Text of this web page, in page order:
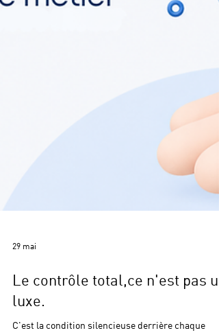
Le contrôle total,ce n'est pas un
luxe.